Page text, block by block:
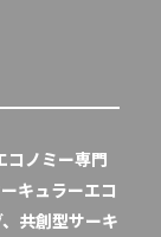
ノミー専門
キュラーエコ
共創型サーキ